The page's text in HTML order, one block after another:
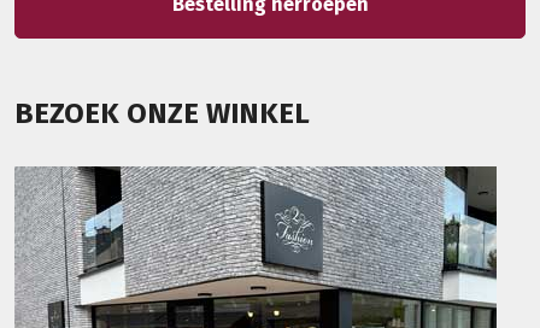
BEZOEK ONZE WINKEL